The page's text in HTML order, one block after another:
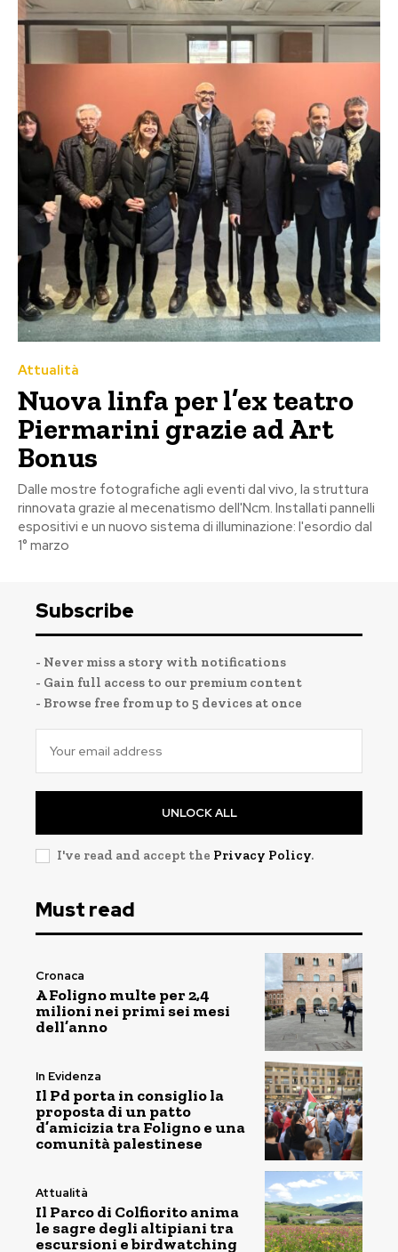
Attualità
Nuova linfa per l’ex teatro
Piermarini grazie ad Art
Bonus
Dalle mostre fotografiche agli eventi dal vivo, la struttura
rinnovata grazie al mecenatismo dell'Ncm. Installati pannelli
espositivi e un nuovo sistema di illuminazione: l'esordio dal
1° marzo
Subscribe
- Never miss a story with notifications
- Gain full access to our premium content
- Browse free from up to 5 devices at once
UNLOCK ALL
I've read and accept the Privacy Policy.
Must read
Cronaca
A Foligno multe per 2,4
milioni nei primi sei mesi
dell’anno
In Evidenza
Il Pd porta in consiglio la
proposta di un patto
d’amicizia tra Foligno e una
comunità palestinese
Attualità
Il Parco di Colfiorito anima
le sagre degli altipiani tra
escursioni e birdwatching